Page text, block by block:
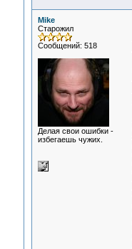
Mike
Старожил
Сообщений: 518
Делая свои ошибки -
избегаешь чужих.